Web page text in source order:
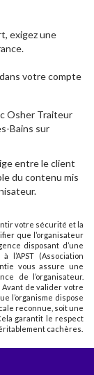
exigez une
votre compte
Osher Traiteur
Bains sur
entre le client
du contenu mis
votre sécurité et la
que l’organisateur
disposant d’une
l’APST (Association
vous assure une
de l’organisateur.
de valider votre
l’organisme dispose
reconnue, soit une
garantit le respect
cachères.